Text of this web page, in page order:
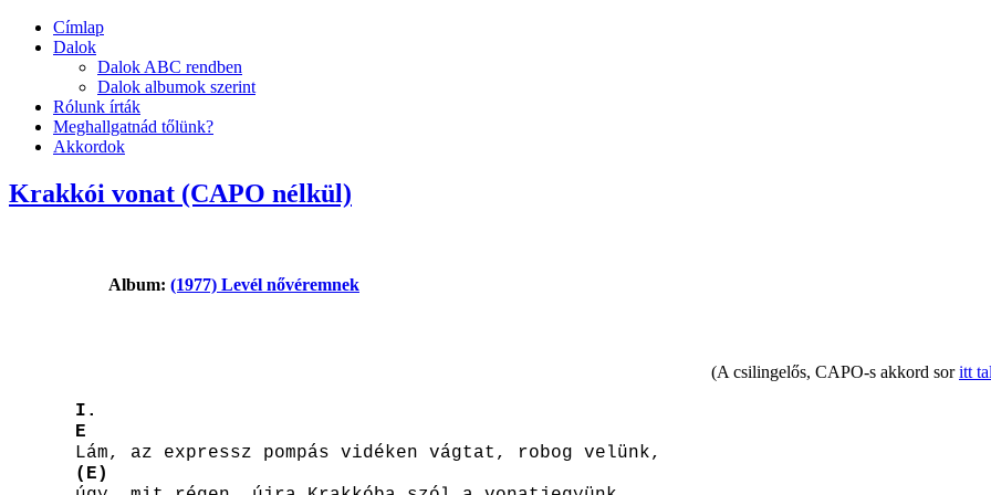
Címlap
Dalok
Dalok ABC rendben
Dalok albumok szerint
Rólunk írták
Meghallgatnád tőlünk?
Akkordok
Krakkói vonat (CAPO nélkül)
Album: (1977) Levél nővéremnek
(A csilingelős, CAPO-s akkord soritt
I.
E
Lám, az expressz pompás vidéken vágtat, robog velünk,
(E)